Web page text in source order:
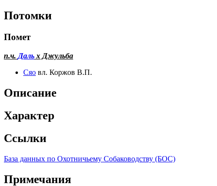
Потомки
Помет
п.ч. Даль х Джульба
Сяо вл. Коржов В.П.
Описание
Характер
Ссылки
База данных по Охотничьему Собаководству (БОС)
Примечания